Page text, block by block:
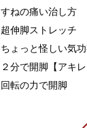
すねの痛い治し方
超伸脚ストレッチ
ちょっと怪しい気
２分で開脚【アキレ
回転の力で開脚